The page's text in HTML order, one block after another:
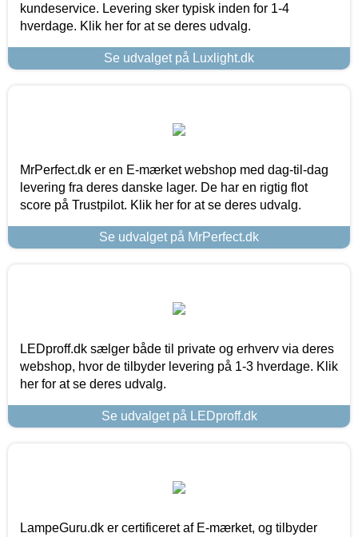
kundeservice. Levering sker typisk inden for 1-4
hverdage. Klik her for at se deres udvalg.
Se udvalget på Luxlight.dk
MrPerfect.dk er en E-mærket webshop med dag-til-dag
levering fra deres danske lager. De har en rigtig flot
score på Trustpilot. Klik her for at se deres udvalg.
Se udvalget på MrPerfect.dk
LEDproff.dk sælger både til private og erhverv via deres
webshop, hvor de tilbyder levering på 1-3 hverdage. Klik
her for at se deres udvalg.
Se udvalget på LEDproff.dk
LampeGuru.dk er certificeret af E-mærket, og tilbyder